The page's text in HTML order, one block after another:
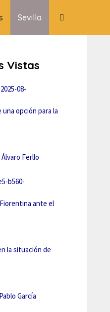
Sevilla
Vistas
una opción para la
Ferllo
ante el
la situación de
García